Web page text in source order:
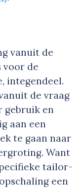
vanuit de
voor de
integendeel.
de vraag
gebruik en
aan een
te gaan naar
Want
tailor-
een